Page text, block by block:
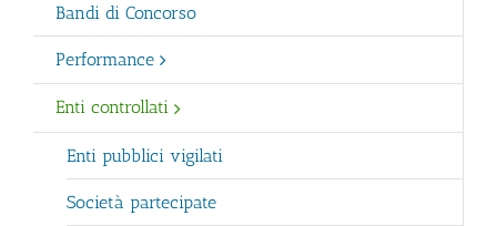
Bandi di Concorso
Performance
Enti controllati
Enti pubblici vigilati
Società partecipate